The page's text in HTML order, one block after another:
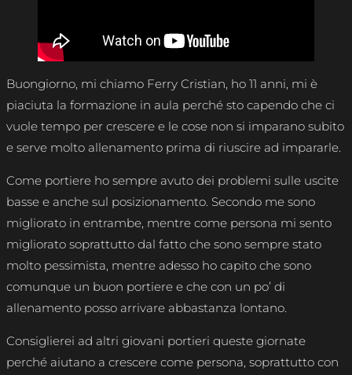
Buongiorno, mi chiamo Ferry Cristian, ho 11 anni, mi è
piaciuta la formazione in aula perché sto capendo che ci
vuole tempo per crescere e le cose non si imparano subito
e serve molto allenamento prima di riuscire ad impararle.
Come portiere ho sempre avuto dei problemi sulle uscite
basse e anche sul posizionamento. Secondo me sono
migliorato in entrambe, mentre come persona mi sento
migliorato soprattutto dal fatto che sono sempre stato
molto pessimista, mentre adesso ho capito che sono
comunque un buon portiere e che con un po’ di
allenamento posso arrivare abbastanza lontano.
Consiglierei ad altri giovani portieri queste giornate
perché aiutano a crescere come persona, soprattutto con